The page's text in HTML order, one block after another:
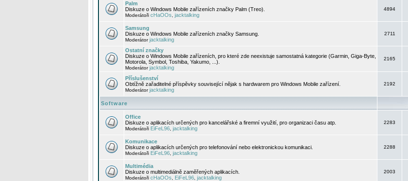
Palm
Diskuze o Windows Mobile zařízeních značky Palm (Treo).
Moderátoři cHaOOs jacktalking
4894
Samsung
Diskuze o Windows Mobile zařízeních značky Samsung.
Moderátorjacktalking
2711
Ostatní značky
Diskuze o Windows Mobile zařízeních, pro které zde neexistuje samostatná kategorie (Garmin, Giga-Byte,
Motorola, Symbol, Toshiba, Yakumo, ...).
Moderátorjacktalking
2165
Příslušenství
Obtížně zařaditelné příspěvky související nějak s hardwarem pro Windows Mobile zařízení.
Moderátorjacktalking
2192
Software
Office
Diskuze o aplikacích určených pro kancelářské a firemní využití, pro organizaci času atp.
Moderátoři EiFeL96 jacktalking
2283
Komunikace
Diskuze o aplikacích určených pro telefonování nebo elektronickou komunikaci.
Moderátoři EiFeL96 jacktalking
2288
Multimédia
Diskuze o multimediálně zaměřených aplikacích.
Moderátoři cHaOOs EiFeL96 jacktalking
2003